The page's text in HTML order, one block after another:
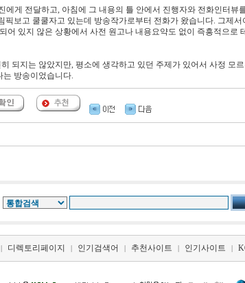
게 전달하고, 아침에 그 내용의 틀 안에서 진행자와 전화인터뷰
보고 쿨쿨자고 있는데 방송작가로부터 전화가 왔습니다. 그제서
어 있지 않은 상황에서 사전 원고나 내용요약도 없이 즉흥적으로
되지는 않았지만, 평소에 생각하고 있던 주제가 있어서 사정 모
는 방송이었습니다.
| 디렉토리페이지 | 인기검색어 | 추천사이트 | 인기사이트 |